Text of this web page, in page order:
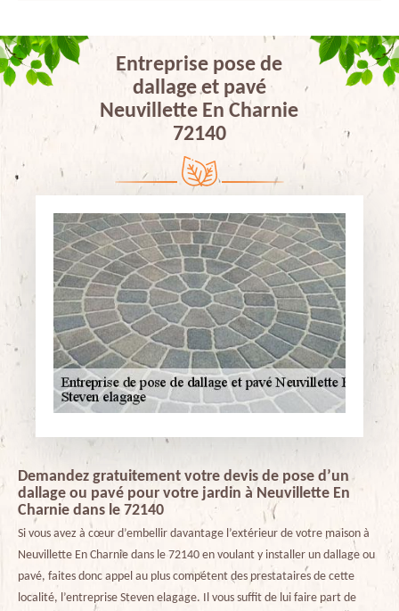
Entreprise pose de
dallage et pavé
Neuvillette En Charnie
72140
Demandez gratuitement votre devis de pose d’un
dallage ou pavé pour votre jardin à Neuvillette En
Charnie dans le 72140
Si vous avez à cœur d’embellir davantage l’extérieur de votre maison à
Neuvillette En Charnie dans le 72140 en voulant y installer un dallage ou
pavé, faites donc appel au plus compétent des prestataires de cette
localité, l’entreprise Steven elagage. Il vous suffit de lui faire part de